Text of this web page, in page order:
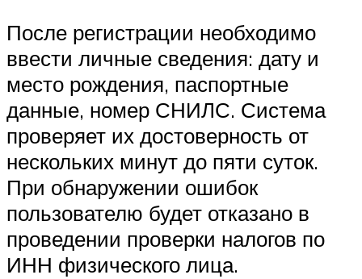
После регистрации необходимо
ввести личные сведения: дату и
место рождения, паспортные
данные, номер СНИЛС. Система
проверяет их достоверность от
нескольких минут до пяти суток.
При обнаружении ошибок
пользователю будет отказано в
проведении проверки налогов по
ИНН физического лица.